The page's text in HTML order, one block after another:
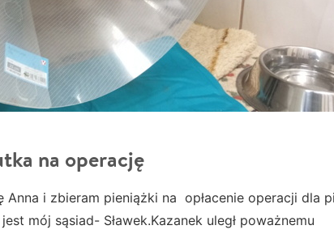
na operację
Anna i zbieram pieniążki na opłacenie operacji dla
mój sąsiad- Sławek.Kazanek uległ poważnemu